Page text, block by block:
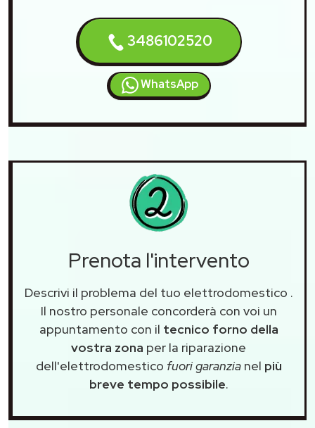
3486102520
WhatsApp
Prenota l'intervento
Descrivi il problema del tuo elettrodomestico .
Il nostro personale concorderà con voi un
appuntamento con il tecnico forno della
vostra zona per la riparazione
dell'elettrodomestico fuori garanzianel più
breve tempo possibile.